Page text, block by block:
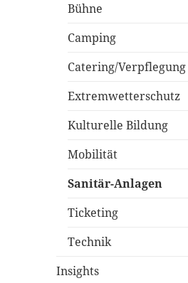
Bühne
Camping
Catering/Verpflegung
Extremwetterschutz
Kulturelle Bildung
Mobilität
Sanitär-Anlagen
Ticketing
Technik
Insights